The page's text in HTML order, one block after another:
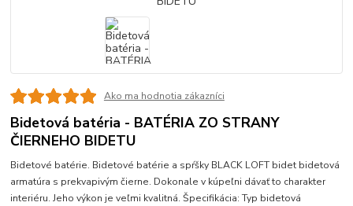
Ako ma hodnotia zákazníci
Bidetová batéria - BATÉRIA ZO STRANY
ČIERNEHO BIDETU
Bidetové batérie. Bidetové batérie a spŕšky BLACK LOFT bidet bidetová
armatúra s prekvapivým čierne. Dokonale v kúpeľni dávať to charakter
interiéru. Jeho výkon je veľmi kvalitná. Špecifikácia: Typ bidetová